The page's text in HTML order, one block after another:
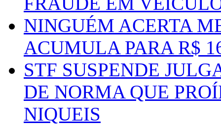
NINGUÉM ACERTA
ACUMULA PARA R$
STF SUSPENDE
DE NORMA QUE
NIQUEIS